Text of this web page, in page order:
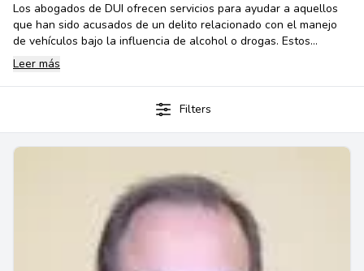
Los abogados de DUI ofrecen servicios para ayudar a aquellos
que han sido acusados de un delito relacionado con el manejo
de vehículos bajo la influencia de alcohol o drogas. Estos
abogados ofrecen consejos y asesoramiento legal para ayudar a
los acusados ​​a entender sus derechos y sus opciones legales.
Los abogados de DUI también preparan documentos legales
necesarios para el litigio, brindan asesoramiento ante la corte,
representan a los acusados ​​en el tribunal y presentan
Leer más
Filters